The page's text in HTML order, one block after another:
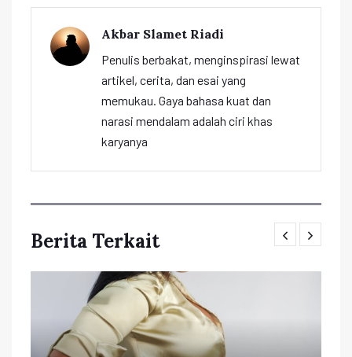
Akbar Slamet Riadi
Penulis berbakat, menginspirasi lewat
artikel, cerita, dan esai yang
memukau. Gaya bahasa kuat dan
narasi mendalam adalah ciri khas
karyanya
Berita Terkait